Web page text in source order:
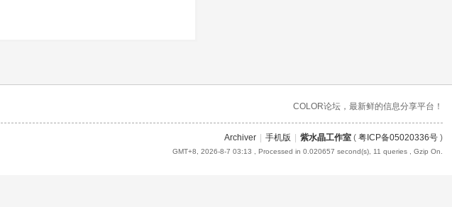
COLOR论坛，最新鲜的信息分享平台！
Archiver 手机版 紫水晶工作室( 粤ICP备05020336号)
GMT+8, 2026-8-7 03:13 , Processed in 0.020657 second(s), 11 queries , Gzip On.